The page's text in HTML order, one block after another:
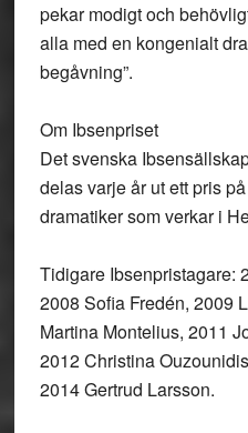
pekar modigt och
alla med en kongenialt
begåvning”.
Om Ibsenpriset
Det svenska
delas varje år ut ett pris
dramatiker som verkar i
Tidigare Ibsenpristagare:
2008 Sofia Fredén, 2009
Martina Montelius, 2011
2012 Christina
2014 Gertrud Larsson.